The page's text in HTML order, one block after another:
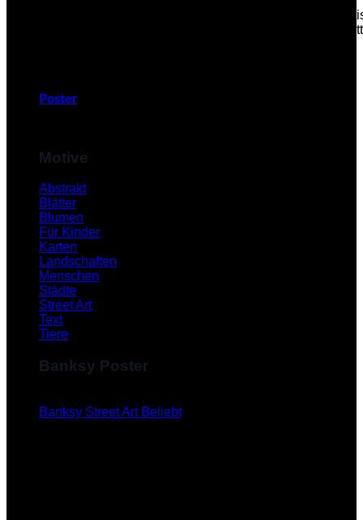
Banksy ist das Pseudonym eines weltbekannten
soziale Botschaften in seinen Kunstwerken zu
Poster
Motive
Abstrakt
Blätter
Blumen
Für Kinder
Karten
Landschaften
Menschen
Städte
Street Art
Text
Tiere
Banksy Poster
Banksy Street Art